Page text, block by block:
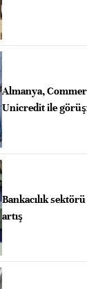
Almanya,
Unicredit ile
Bankacılık
artış